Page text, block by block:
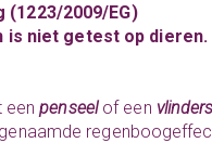
2009/EG)
is niet getest op dieren.
eenpenseelof een